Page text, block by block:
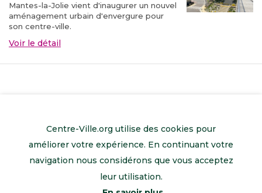
Mantes-la-Jolie vient d'inaugurer un nouvel
aménagement urbain d'envergure pour
son centre-ville.
Voir le détail
Centre-Ville.org utilise des cookies pour
améliorer votre expérience. En continuant votre
navigation nous considérons que vous acceptez
leur utilisation.